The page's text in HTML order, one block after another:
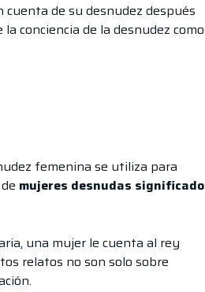
de su desnudez después
conciencia de la desnudez como
femenina se utiliza para
mujeres desnudas significado
una mujer le cuenta al rey
relatos no son solo sobre